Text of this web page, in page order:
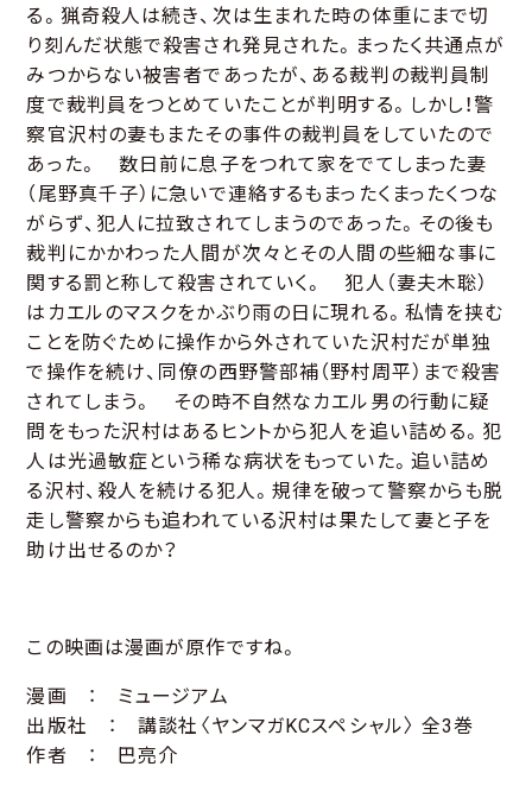
る。猟奇殺人は続き、次は生まれた時の体重にまで切
り刻んだ状態で殺害され発見された。まったく共通点が
みつからない被害者であったが、ある裁判の裁判員制
度で裁判員をつとめていたことが判明する。しかし！警
察官沢村の妻もまたその事件の裁判員をしていたので
あった。 数日前に息子をつれて家をでてしまった妻
（尾野真千子）に急いで連絡するもまったくまったくつな
がらず、犯人に拉致されてしまうのであった。その後も
裁判にかかわった人間が次々とその人間の些細な事に
関する罰と称して殺害されていく。 犯人（妻夫木聡）
はカエルのマスクをかぶり雨の日に現れる。私情を挟む
ことを防ぐために操作から外されていた沢村だが単独
で操作を続け、同僚の西野警部補（野村周平）まで殺害
されてしまう。 その時不自然なカエル男の行動に疑
問をもった沢村はあるヒントから犯人を追い詰める。犯
人は光過敏症という稀な病状をもっていた。追い詰め
る沢村、殺人を続ける犯人。規律を破って警察からも脱
走し警察からも追われている沢村は果たして妻と子を
助け出せるのか？
この映画は漫画が原作ですね。
漫画 ： ミュージアム
出版社 ： 講談社〈ヤンマガKCスペシャル〉 全3巻
作者 ： 巴亮介